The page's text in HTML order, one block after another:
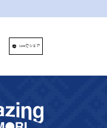
Lineでシェア